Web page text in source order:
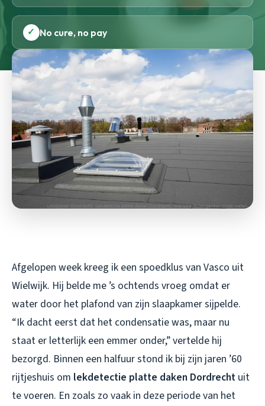
✓ No cure, no pay
Afgelopen week kreeg ik een spoedklus van Vasco uit
Wielwijk. Hij belde me ’s ochtends vroeg omdat er
water door het plafond van zijn slaapkamer sijpelde.
“Ik dacht eerst dat het condensatie was, maar nu
staat er letterlijk een emmer onder,” vertelde hij
bezorgd. Binnen een halfuur stond ik bij zijn jaren ’60
rijtjeshuis om lekdetectie platte daken Dordrecht uit
te voeren. En zoals zo vaak in deze periode van het